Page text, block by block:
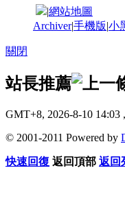
|網站地圖
Archiver|手機版|小
關閉
站長推薦
GMT+8, 2026-8-10 14:03
© 2001-2011 Powered by
快速回復 返回頂部 返回